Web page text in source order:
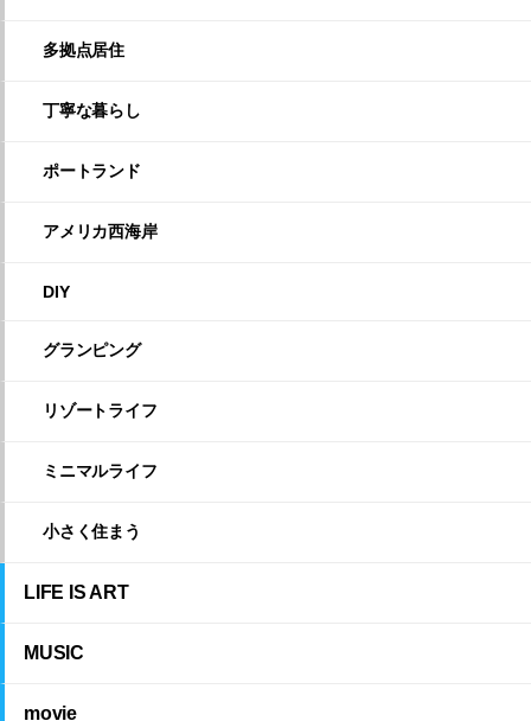
多拠点居住
丁寧な暮らし
ポートランド
アメリカ西海岸
DIY
グランピング
リゾートライフ
ミニマルライフ
小さく住まう
LIFE IS ART
MUSIC
movie